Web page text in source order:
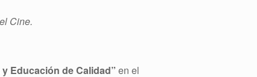
Cine.
y Educación de Calidad” en el